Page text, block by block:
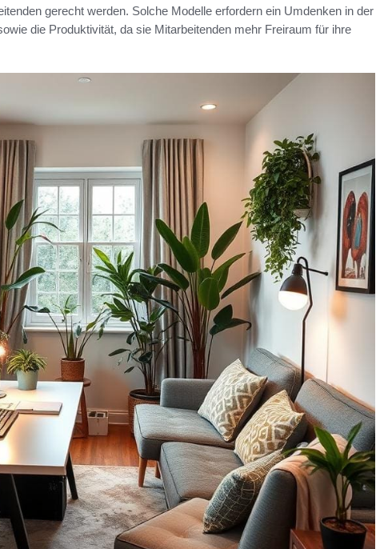
gerecht werden. Solche Modelle erfordern ein Umdenken in der
die Produktivität, da sie Mitarbeitenden mehr Freiraum für ihre